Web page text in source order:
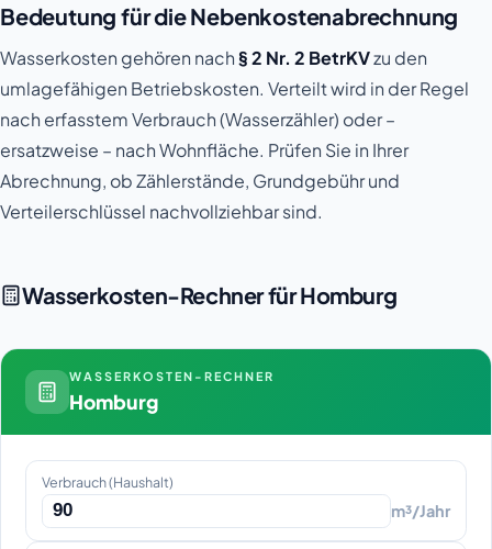
Bedeutung für die Nebenkostenabrechnung
Wasserkosten gehören nach § 2 Nr. 2 BetrKVzu den
umlagefähigen Betriebskosten. Verteilt wird in der Regel
nach erfasstem Verbrauch (Wasserzähler) oder –
ersatzweise – nach Wohnfläche. Prüfen Sie in Ihrer
Abrechnung, ob Zählerstände, Grundgebühr und
Verteilerschlüssel nachvollziehbar sind.
Wasserkosten-Rechner für Homburg
WASSERKOSTEN-RECHNER
Homburg
Verbrauch (Haushalt)
m³/Jahr